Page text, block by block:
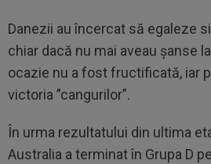
Danezii au încercat să egaleze
chiar dacă nu mai aveau șanse
ocazie nu a fost fructificată, iar
victoria ”cangurilor”.
În urma rezultatului din ultima
Australia a terminat în Grupa D